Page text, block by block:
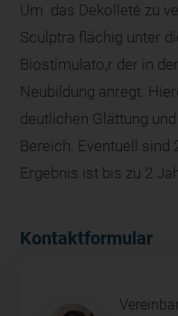
Um das Dekolleté zu
Sculptra flächig unter
Biostimulato,r der in
Neubildung anregt.
deutlichen Glättung
Bereich. Eventuell sind
Ergebnis ist bis zu 2
Kontaktformular